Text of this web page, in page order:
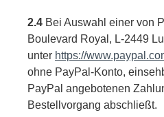
2.4 Bei Auswahl einer von
Boulevard Royal, L-2449
unter https://
ohne PayPal-Konto,
PayPal angebotenen
Bestellvorgang abschließt.